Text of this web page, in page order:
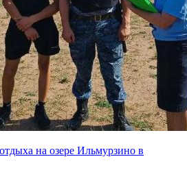
на озере Ильмурзино в